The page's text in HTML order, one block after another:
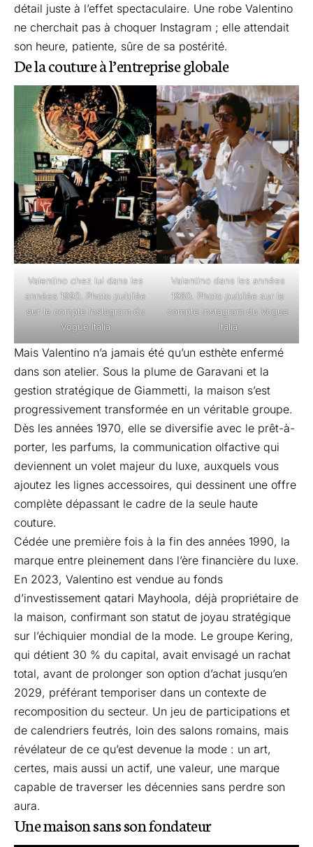
détail juste à l’effet spectaculaire. Une robe Valentino
ne cherchait pas à choquer Instagram ; elle attendait
son heure, patiente, sûre de sa postérité.
De la couture à l’entreprise globale
Valentino chez lui dans les
années 1990. Photo publiée
sur le compte Instagram du
Vogue Italia
Valentino dans les années
1980. Photo publiée sur le
compte Instagram du Vogue
Italia
Mais Valentino n’a jamais été qu’un esthète enfermé
dans son atelier. Sous la plume de Garavani et la
gestion stratégique de Giammetti, la maison s’est
progressivement transformée en un véritable groupe.
Dès les années 1970, elle se diversifie avec le prêt-à-
porter, les parfums, la communication olfactive qui
deviennent un volet majeur du luxe, auxquels vous
ajoutez les lignes accessoires, qui dessinent une offre
complète dépassant le cadre de la seule haute
couture.
Cédée une première fois à la fin des années 1990, la
marque entre pleinement dans l’ère financière du luxe.
En 2023, Valentino est vendue au fonds
d’investissement qatari Mayhoola, déjà propriétaire de
la maison, confirmant son statut de joyau stratégique
sur l’échiquier mondial de la mode. Le groupe Kering,
qui détient 30 % du capital, avait envisagé un rachat
total, avant de prolonger son option d’achat jusqu’en
2029, préférant temporiser dans un contexte de
recomposition du secteur. Un jeu de participations et
de calendriers feutrés, loin des salons romains, mais
révélateur de ce qu’est devenue la mode : un art,
certes, mais aussi un actif, une valeur, une marque
capable de traverser les décennies sans perdre son
aura.
Une maison sans son fondateur